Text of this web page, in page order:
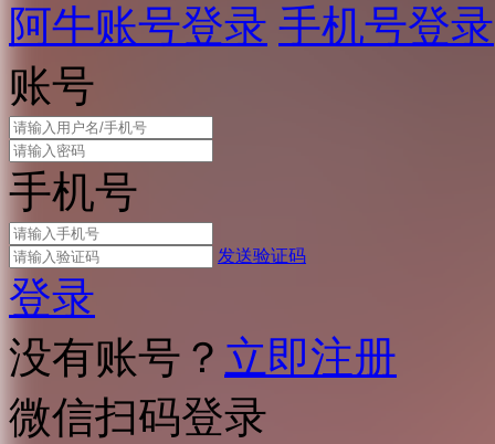
阿牛账号登录 手机号登录
账号
手机号
发送验证码
登录
没有账号？ 立即注册
微信扫码登录